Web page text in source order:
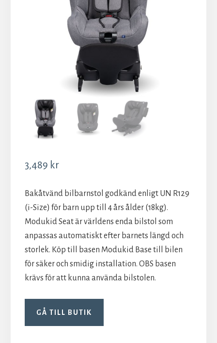
3,489 kr
Bakåtvänd bilbarnstol godkänd enligt UN R129
(i-Size) för barn upp till 4 års ålder (18kg).
Modukid Seat är världens enda bilstol som
anpassas automatiskt efter barnets längd och
storlek. Köp till basen Modukid Base till bilen
för säker och smidig installation. OBS basen
krävs för att kunna använda bilstolen.
GÅ TILL BUTIK